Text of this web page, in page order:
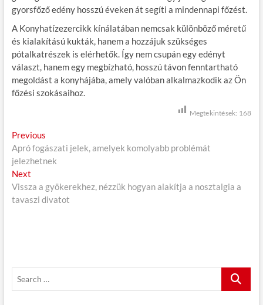
gyorsfőző edény hosszú éveken át segíti a mindennapi főzést.
A Konyhatízezercikk kínálatában nemcsak különböző méretű
és kialakítású kukták, hanem a hozzájuk szükséges
pótalkatrészek is elérhetők. Így nem csupán egy edényt
választ, hanem egy megbízható, hosszú távon fenntartható
megoldást a konyhájába, amely valóban alkalmazkodik az Ön
főzési szokásaihoz.
Megtekintések: 168
B
e
j
e
é
s
Previous
r
e
i
o
:
Apró fogászati jelek, amelyek komolyabb problémát
jelezhetnek
Next
e
x
:
Vissza a gyökerekhez, nézzük hogyan alakítja a nosztalgia a
tavaszi divatot